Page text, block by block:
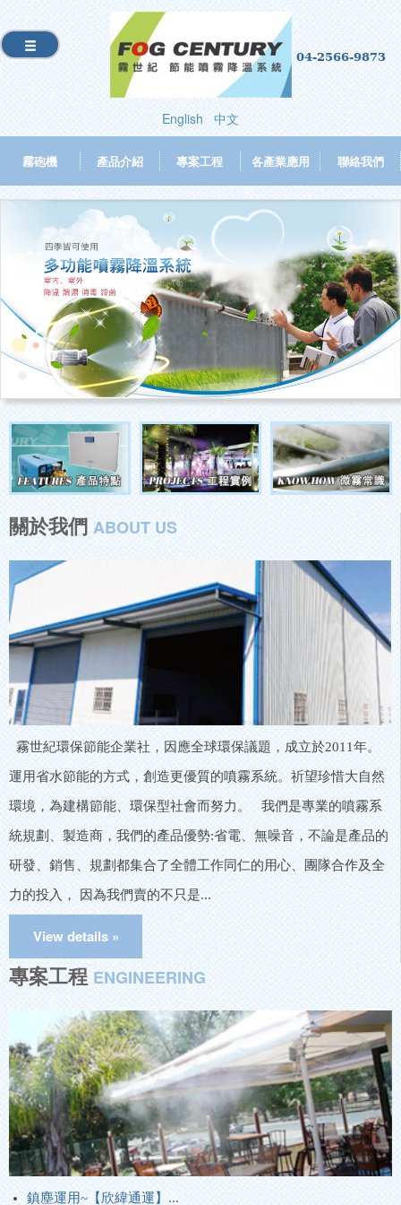
04-2566-9873
English 中文
霧砲機 產品介紹 專案工程 各產業應用 聯絡我們
關於我們ABOUT US
霧世紀環保節能企業社，因應全球環保議題，成立於2011年。
運用省水節能的方式，創造更優質的噴霧系統。祈望珍惜大自然
環境，為建構節能、環保型社會而努力。 我們是專業的噴霧系
統規劃、製造商，我們的產品優勢:省電、無噪音，不論是產品的
研發、銷售、規劃都集合了全體工作同仁的用心、團隊合作及全
力的投入， 因為我們賣的不只是...
專案工程ENGINEERING
鎮塵運用~【欣緯通運】...